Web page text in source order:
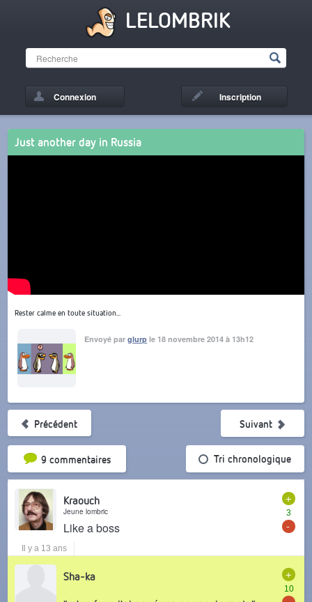
LELOMBRIK
Connexion Inscription
Just another day in Russia
Rester calme en toute situation...
Envoyé parglurp le 18 novembre 2014 à 13h12
Précédent
9 commentairesTri par popularité Tri chronologique
Suivant
+
3
-
Kraouch
Jeune lombric
Like a boss
Il y a 13 ans
+
10
Sha-ka